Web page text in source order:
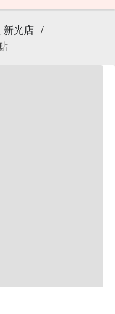
新光店 /